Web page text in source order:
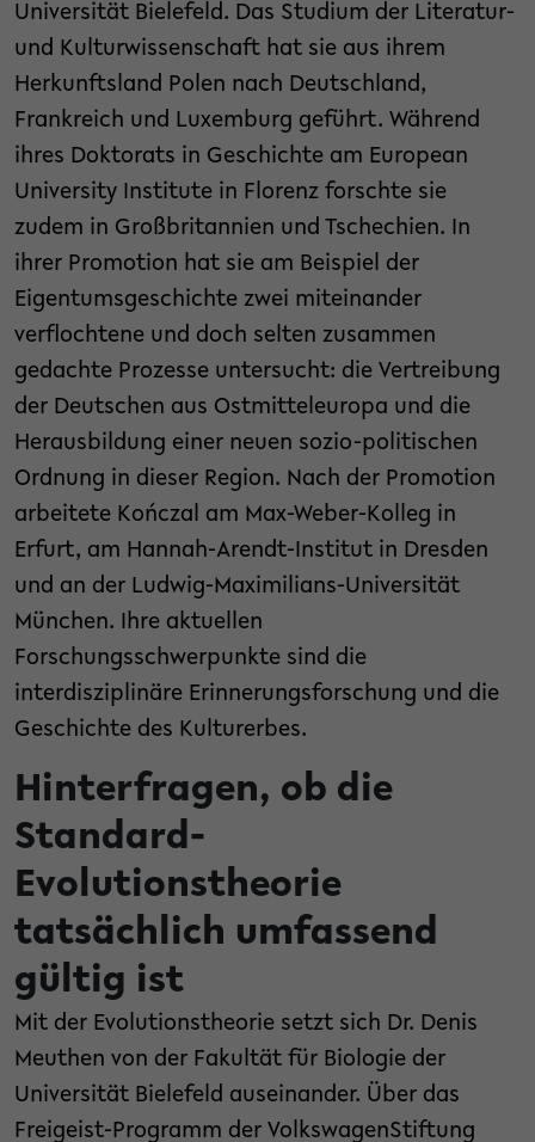
Universität Bielefeld. Das Studium der Literatur-
und Kulturwissenschaft hat sie aus ihrem
Herkunftsland Polen nach Deutschland,
Frankreich und Luxemburg geführt. Während
ihres Doktorats in Geschichte am European
University Institute in Florenz forschte sie
zudem in Großbritannien und Tschechien. In
ihrer Promotion hat sie am Beispiel der
Eigentumsgeschichte zwei miteinander
verflochtene und doch selten zusammen
gedachte Prozesse untersucht: die Vertreibung
der Deutschen aus Ostmitteleuropa und die
Herausbildung einer neuen sozio-politischen
Ordnung in dieser Region. Nach der Promotion
arbeitete Kończal am Max-Weber-Kolleg in
Erfurt, am Hannah-Arendt-Institut in Dresden
und an der Ludwig-Maximilians-Universität
München. Ihre aktuellen
Forschungsschwerpunkte sind die
interdisziplinäre Erinnerungsforschung und die
Geschichte des Kulturerbes.
Hinterfragen, ob die
Standard-
Evolutionstheorie
tatsächlich umfassend
gültig ist
Mit der Evolutionstheorie setzt sich Dr. Denis
Meuthen von der Fakultät für Biologie der
Universität Bielefeld auseinander. Über das
Freigeist-Programm der VolkswagenStiftung